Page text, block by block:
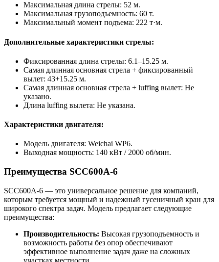
Максимальная длина стрелы: 52 м.
Максимальная грузоподъемность: 60 т.
Максимальный момент подъема: 222 т·м.
Дополнительные характеристики стрелы:
Фиксированная длина стрелы: 6.1–15.25 м.
Самая длинная основная стрела + фиксированный
вылет: 43+15.25 м.
Самая длинная основная стрела + luffing вылет: Не
указано.
Длина luffing вылета: Не указана.
Характеристики двигателя:
Модель двигателя: Weichai WP6.
Выходная мощность: 140 кВт / 2000 об/мин.
Преимущества SCC600A-6
SCC600A-6 — это универсальное решение для компаний,
которым требуется мощный и надежный гусеничный кран для
широкого спектра задач. Модель предлагает следующие
преимущества:
Производительность: Высокая грузоподъемность и
возможность работы без опор обеспечивают
эффективное выполнение задач даже на сложных
участках местности.